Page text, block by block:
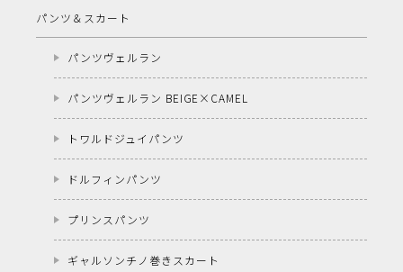
パンツ＆スカート
パンツヴェルラン
パンツヴェルラン BEIGE×CAMEL
トワルドジュイパンツ
ドルフィンパンツ
プリンスパンツ
ギャルソンチノ巻きスカート